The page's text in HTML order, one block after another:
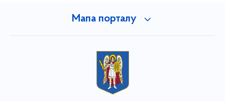
Мапа порталу